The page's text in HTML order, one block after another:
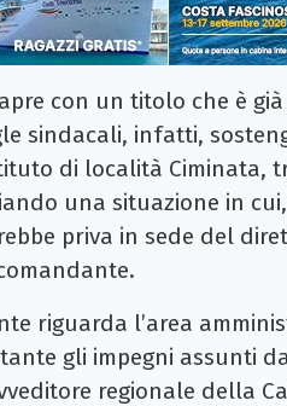
con un titolo che è
sindacali, infatti,
di località Ciminata,
una situazione in
priva in sede del
riguarda l’area
gli impegni assunti
regionale della